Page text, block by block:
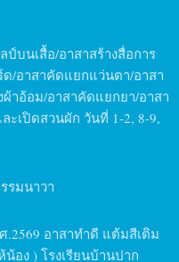
ป์บนเสื้อ/อาสาสร้างสื่อการ
/อาสาคัดแยกแว่นตา/อาสา
าอ้อม/อาสาคัดแยกยา/อาสา
ะเปิดสวนผัก วันที่ 1-2, 8-9,
รมนาวา
.2569 อาสาทำดี แต้มสีเติม
อง ) โรงเรียนบ้านปาก